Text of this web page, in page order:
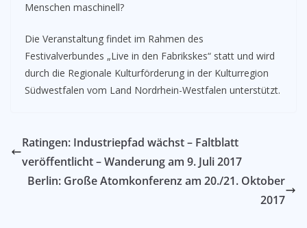
Menschen maschinell?
Die Veranstaltung findet im Rahmen des
Festivalverbundes „Live in den Fabrikskes“ statt und wird
durch die Regionale Kulturförderung in der Kulturregion
Südwestfalen vom Land Nordrhein-Westfalen unterstützt.
Ratingen: Industriepfad wächst – Faltblatt
veröffentlicht – Wanderung am 9. Juli 2017
Berlin: Große Atomkonferenz am 20./21. Oktober
2017